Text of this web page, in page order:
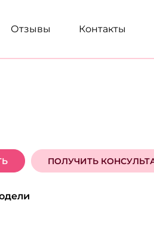
Отзывы Контакты
ПОЛУЧИТЬ